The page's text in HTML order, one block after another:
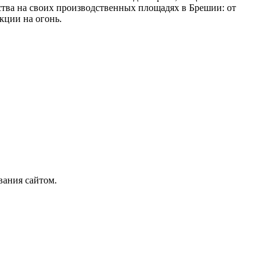
на своих производственных площадях в Брешии: от
на огонь.
сайтом.